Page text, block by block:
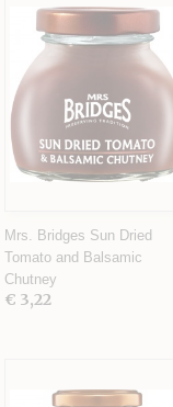
Mrs. Bridges Sun Dried
Tomato and Balsamic
Chutney
€ 3,22